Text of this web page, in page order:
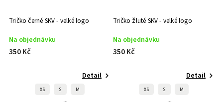
Tričko černé SKV - velké logo
Na objednávku
350 Kč
Detail
XS S M
Tričko žluté SKV - velké logo
Na objednávku
350 Kč
Detail
XS S M